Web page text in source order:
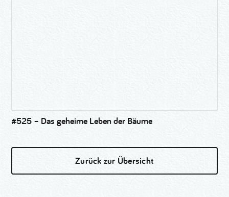
#525 – Das geheime Leben der Bäume
Zurück zur Übersicht